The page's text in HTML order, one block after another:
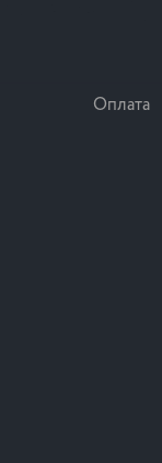
Оплата